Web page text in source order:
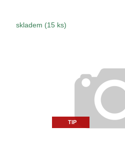
skladem (15 ks)
TIP